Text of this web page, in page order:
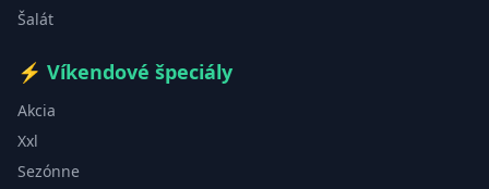
Šalát
⚡ Víkendové špeciály
Akcia
Xxl
Sezónne